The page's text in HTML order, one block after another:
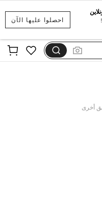
احصلوا عليها الآن
أخرى